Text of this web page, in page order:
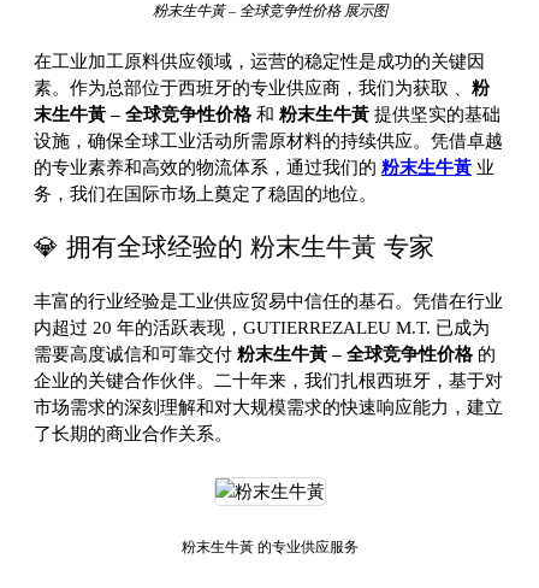
粉末生牛黃 – 全球竞争性价格 展示图
在工业加工原料供应领域，运营的稳定性是成功的关键因
素。作为总部位于西班牙的专业供应商，我们为获取
粉
末生牛黃 – 全球竞争性价格 和 粉末生牛黃 提供坚实的基础
设施，确保全球工业活动所需原材料的持续供应。凭借卓越
的专业素养和高效的物流体系，通过我们的 粉末生牛黃 业
务，我们在国际市场上奠定了稳固的地位。
💎 拥有全球经验的 粉末生牛黃 专家
丰富的行业经验是工业供应贸易中信任的基石。凭借在行业
内超过 20 年的活跃表现，GUTIERREZALEU M.T. 已成为
需要高度诚信和可靠交付 粉末生牛黃 – 全球竞争性价格 的
企业的关键合作伙伴。二十年来，我们扎根西班牙，基于对
市场需求的深刻理解和对大规模需求的快速响应能力，建立
了长期的商业合作关系。
粉末生牛黃 的专业供应服务